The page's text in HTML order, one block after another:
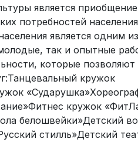
является
потребностей
является одним
так и опытные
которые позволяют
кружок
кружок
белошвейки»Детский
стилль»Детский